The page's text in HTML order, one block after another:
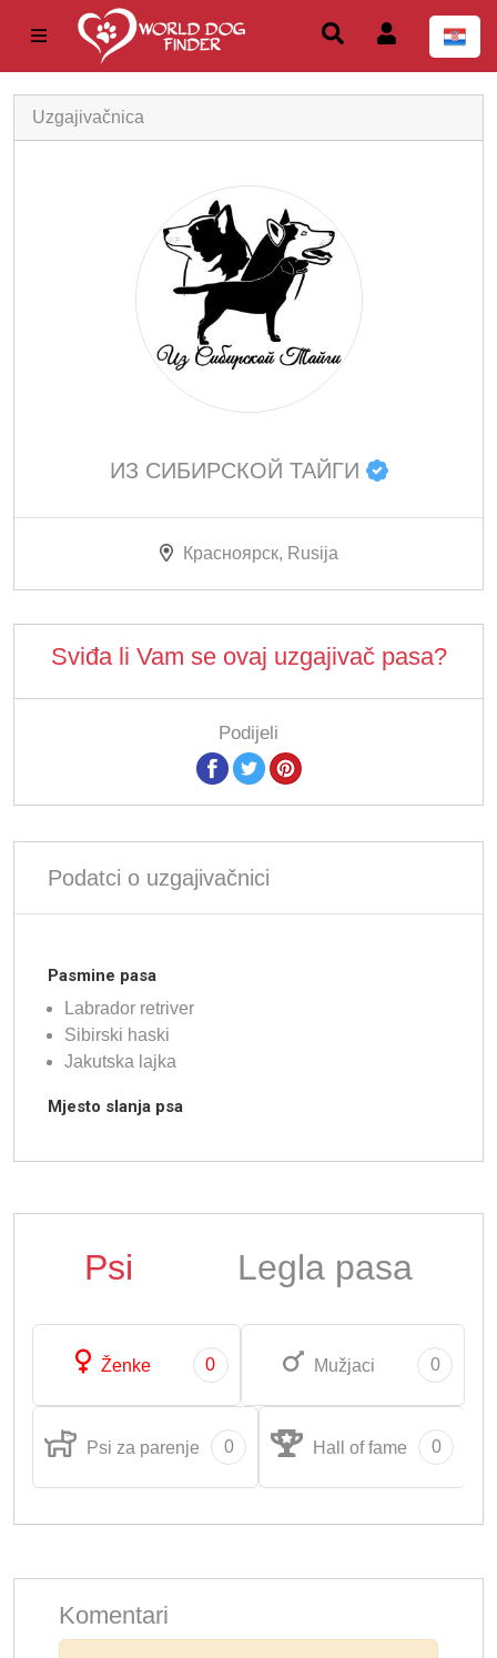
Uzgajivačnica
ИЗ СИБИРСКОЙ ТАЙГИ
Красноярск, Rusija
Sviđa li Vam se ovaj uzgajivač pasa?
Podijeli
Podatci o uzgajivačnici
Pasmine pasa
Labrador retriver
Sibirski haski
Jakutska lajka
Mjesto slanja psa
Psi Legla pasa
Ženke 0 Mužjaci 0
Psi za parenje 0 Hall of fame 0
Komentari